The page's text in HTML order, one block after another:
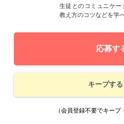
生徒とのコミュニケ
教え方のコツなどを学
応募す
キープする
（会員登録不要でキープ